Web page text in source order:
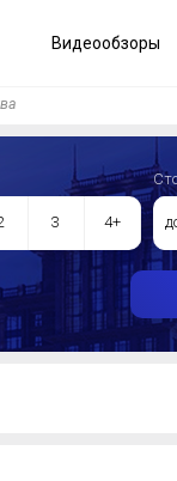
Видеообзоры
3 4+